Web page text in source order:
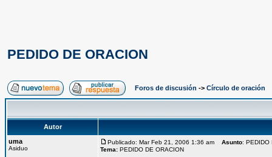
PEDIDO DE ORACION
Foros de discusión -> Círculo de oración
Autor
uma
Asiduo
Publicado: Mar Feb 21, 2006 1:36 am Asunto: PEDIDO
Tema: PEDIDO DE ORACION